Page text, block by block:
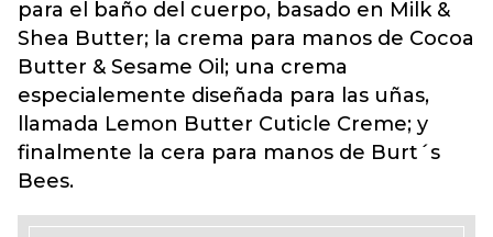
para el baño del cuerpo, basado en Milk &
Shea Butter; la crema para manos de Cocoa
Butter & Sesame Oil; una crema
especialemente diseñada para las uñas,
llamada Lemon Butter Cuticle Creme; y
finalmente la cera para manos de Burt´s
Bees.